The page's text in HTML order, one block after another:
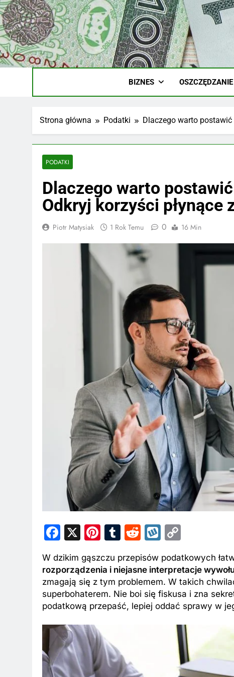
Skip
to
content
Ile-
Zarobki
BIZNES OSZCZĘDZANIE
Strona główna Podatki Dlaczego warto postawić
PODATKI
Dlaczego warto
Odkryj korzyści płynące
Piotr Matysiak 1 Rok Temu 0 16 Min
Facebook
X Pinterest
Tumblr
RedditWykop
W dzikim gąszczu przepisów podatkowych
rozporządzenia i niejasne interpretacje
zmagają się z tym problemem. W takich
superbohaterem. Nie boi się fiskusa i zna
podatkową przepaść, lepiej oddać sprawy w